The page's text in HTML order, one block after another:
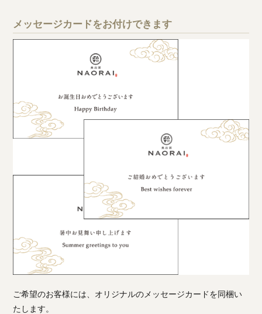
メッセージカードをお付けできます
ご希望のお客様には、オリジナルのメッセージカードを同梱い
たします。